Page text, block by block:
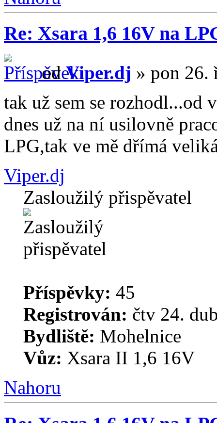
Re: Xsara 1,6 16V na
odViper.dj » pon 26.
tak už sem se rozhodl...od
dnes už na ní usilovně
LPG,tak ve mě dřímá
Viper.dj
Zasloužilý přispěvatel
Příspěvky: 45
Registrován: čtv 24.
Bydliště: Mohelnice
Vůz: Xsara II 1,6 16V
Nahoru